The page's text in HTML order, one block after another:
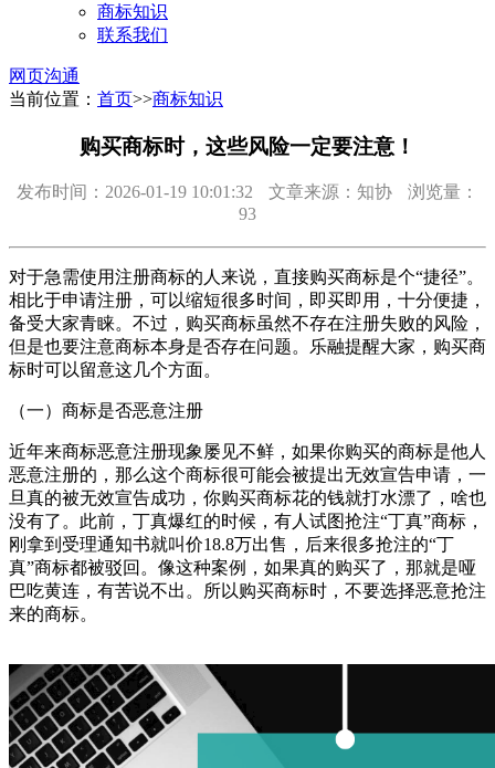
商标知识
联系我们
网页沟通
当前位置： 首页>>商标知识
购买商标时，这些风险一定要注意！
发布时间：2026-01-19 10:01:32 文章来源：知协
浏览量：
93
对于急需使用注册商标的人来说，直接购买商标是个“捷径”。
相比于申请注册，可以缩短很多时间，即买即用，十分便捷，
备受大家青睐。不过，购买商标虽然不存在注册失败的风险，
但是也要注意商标本身是否存在问题。乐融提醒大家，购买商
标时可以留意这几个方面。
（一）商标是否恶意注册
近年来商标恶意注册现象屡见不鲜，如果你购买的商标是他人
恶意注册的，那么这个商标很可能会被提出无效宣告申请，一
旦真的被无效宣告成功，你购买商标花的钱就打水漂了，啥也
没有了。此前，丁真爆红的时候，有人试图抢注“丁真”商标，
刚拿到受理通知书就叫价18.8万出售，后来很多抢注的“丁
真”商标都被驳回。像这种案例，如果真的购买了，那就是哑
巴吃黄连，有苦说不出。所以购买商标时，不要选择恶意抢注
来的商标。